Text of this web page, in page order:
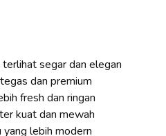
segar dan elegan
dan premium
fresh dan ringan
kuat dan mewah
lebih modern